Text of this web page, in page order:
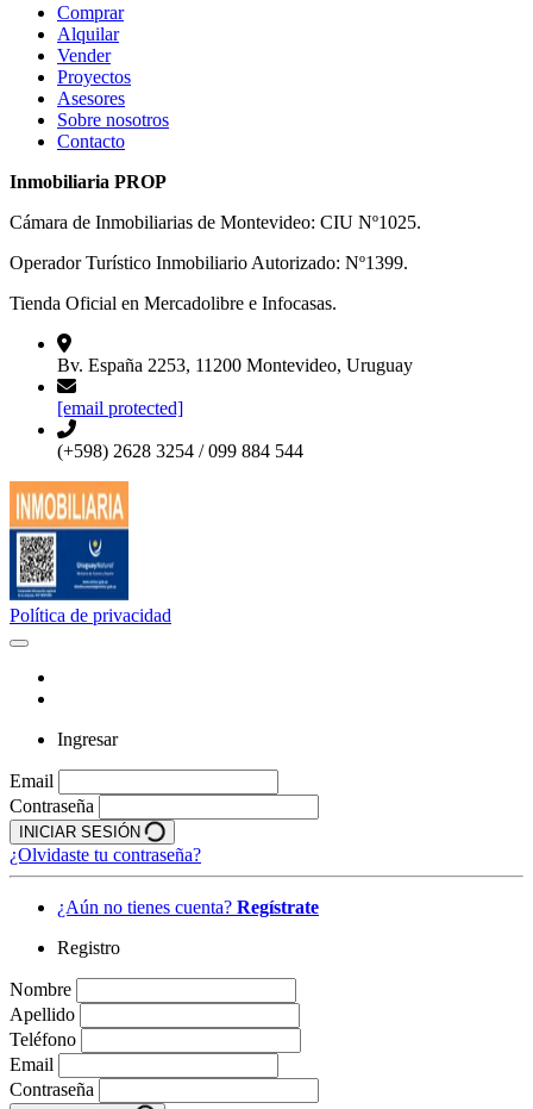
Comprar
Alquilar
Vender
Proyectos
Asesores
Sobre nosotros
Contacto
Inmobiliaria PROP
Cámara de Inmobiliarias de Montevideo: CIU Nº1025.
Operador Turístico Inmobiliario Autorizado: Nº1399.
Tienda Oficial en Mercadolibre e Infocasas.
Bv. España 2253, 11200 Montevideo, Uruguay
[email protected]
(+598) 2628 3254 / 099 884 544
Política de privacidad
Ingresar
Email
Contraseña
INICIAR SESIÓN
¿Olvidaste tu contraseña?
¿Aún no tienes cuenta? Regístrate
Registro
Nombre
Apellido
Teléfono
Email
Contraseña